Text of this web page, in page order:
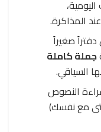
المذاكرة.
صغيراً
جملة كاملة
السياقي.
النصوص
مع نفسك)